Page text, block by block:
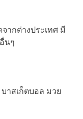
ากต่างประเทศ มี
นๆ
าสเก็ตบอล มวย